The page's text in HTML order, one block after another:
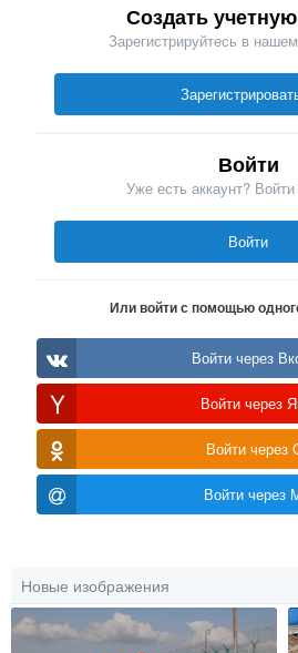
Создать
Зарегистрируйтесь в
Войти
Уже есть аккаунт?
Войти
Или войти с помощью
Войти через
Войти через
Войти через
Войти через
Новые изображения